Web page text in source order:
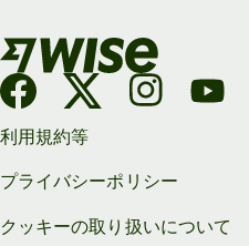
利用規約等
プライバシーポリシー
クッキーの取り扱いについて